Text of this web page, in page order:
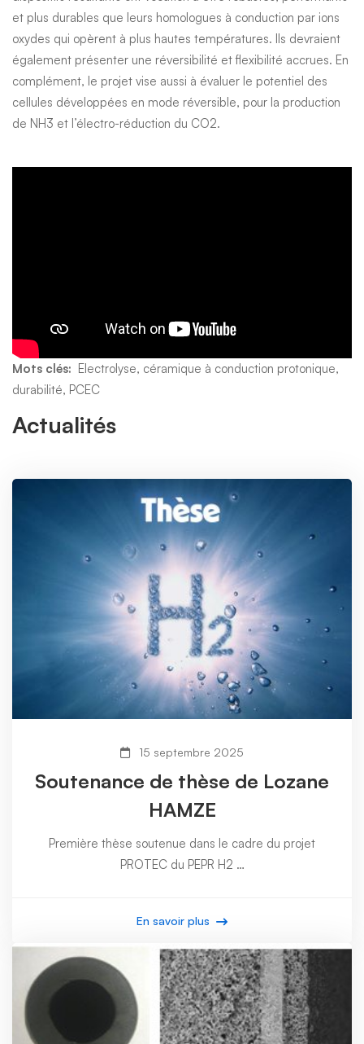
et plus durables que leurs homologues à conduction par ions
oxydes qui opèrent à plus hautes températures. Ils devraient
également présenter une réversibilité et flexibilité accrues. En
complément, le projet vise aussi à évaluer le potentiel des
cellules développées en mode réversible, pour la production
de NH3 et l’électro-réduction du CO2.
Mots clés: Electrolyse, céramique à conduction protonique,
durabilité, PCEC
Actualités
15 septembre 2025
Soutenance de thèse de Lozane
HAMZE
Première thèse soutenue dans le cadre du projet
PROTEC du PEPR H2 …
En savoir plus